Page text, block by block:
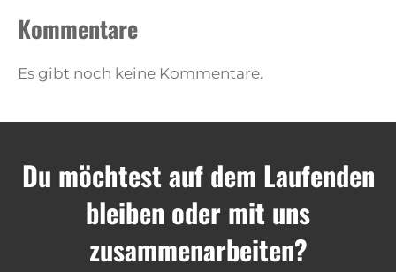
Kommentare
Es gibt noch keine Kommentare.
Du möchtest auf dem Laufenden
bleiben oder mit uns
zusammenarbeiten?